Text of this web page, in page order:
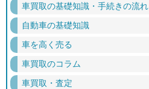
車買取の基礎知識・手続きの流れ
自動車の基礎知識
車を高く売る
車買取のコラム
車買取・査定